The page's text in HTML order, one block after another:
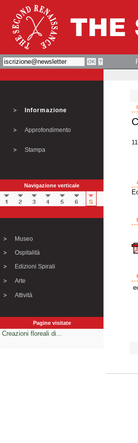
Informazione
Approfondimento
Stampa
Navigazione verticale
Museo
Ospitalità
Edizioni Spirali
Arte
Attività
Pagine visitate
Creazioni floreali di...